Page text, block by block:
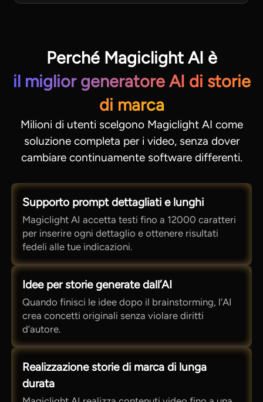
Perché Magiclight AI è
il miglior generatore AI di storie
di marca
Milioni di utenti scelgono Magiclight AI come
soluzione completa per i video, senza dover
cambiare continuamente software differenti.
Supporto prompt dettagliati e lunghi
Magiclight AI accetta testi fino a 12000 caratteri
per inserire ogni dettaglio e ottenere risultati
fedeli alle tue indicazioni.
Idee per storie generate dall’AI
Quando finisci le idee dopo il brainstorming, l’AI
crea concetti originali senza violare diritti
d’autore.
Realizzazione storie di marca di lunga
durata